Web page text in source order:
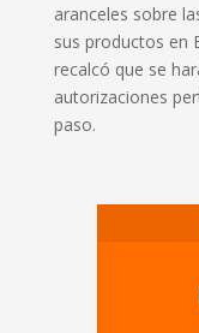
aranceles sobre
sus productos en
recalcó que se
autorizaciones
paso.